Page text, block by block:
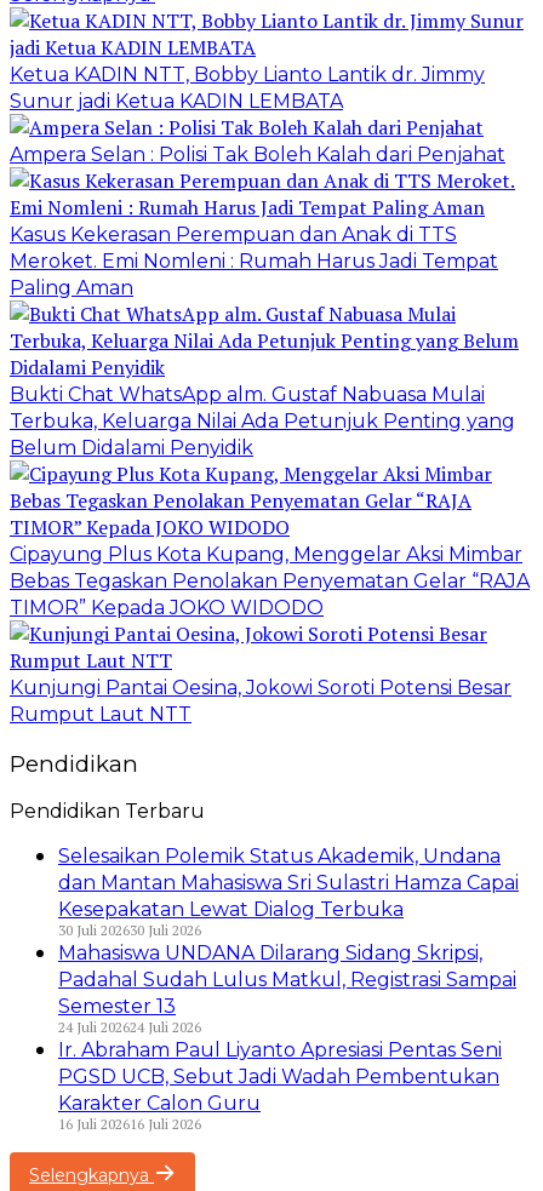
Ketua KADIN NTT, Bobby Lianto Lantik dr. Jimmy
Sunur jadi Ketua KADIN LEMBATA
Ampera Selan : Polisi Tak Boleh Kalah dari Penjahat
Kasus Kekerasan Perempuan dan Anak di TTS
Meroket. Emi Nomleni : Rumah Harus Jadi Tempat
Paling Aman
Bukti Chat WhatsApp alm. Gustaf Nabuasa Mulai
Terbuka, Keluarga Nilai Ada Petunjuk Penting yang
Belum Didalami Penyidik
Cipayung Plus Kota Kupang, Menggelar Aksi Mimbar
Bebas Tegaskan Penolakan Penyematan Gelar “RAJA
TIMOR” Kepada JOKO WIDODO
Kunjungi Pantai Oesina, Jokowi Soroti Potensi Besar
Rumput Laut NTT
Pendidikan
Pendidikan Terbaru
Selesaikan Polemik Status Akademik, Undana
dan Mantan Mahasiswa Sri Sulastri Hamza Capai
Kesepakatan Lewat Dialog Terbuka
30 Juli 202630 Juli 2026
Mahasiswa UNDANA Dilarang Sidang Skripsi,
Padahal Sudah Lulus Matkul, Registrasi Sampai
Semester 13
24 Juli 202624 Juli 2026
Ir. Abraham Paul Liyanto Apresiasi Pentas Seni
PGSD UCB, Sebut Jadi Wadah Pembentukan
Karakter Calon Guru
16 Juli 202616 Juli 2026
Selengkapnya